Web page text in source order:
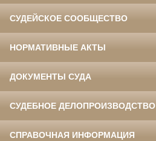
СУДЕЙСКОЕ СООБЩЕСТВО
НОРМАТИВНЫЕ АКТЫ
ДОКУМЕНТЫ СУДА
СУДЕБНОЕ ДЕЛОПРОИЗВОДСТВО
СПРАВОЧНАЯ ИНФОРМАЦИЯ